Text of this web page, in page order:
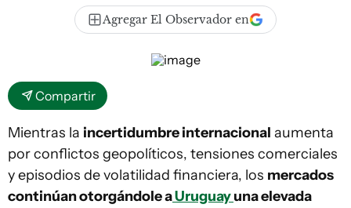
Agregar El Observador en
Compartir
Mientras la incertidumbre internacional aumenta
por conflictos geopolíticos, tensiones comerciales
y episodios de volatilidad financiera, los mercados
continúan otorgándole aUruguayuna elevada